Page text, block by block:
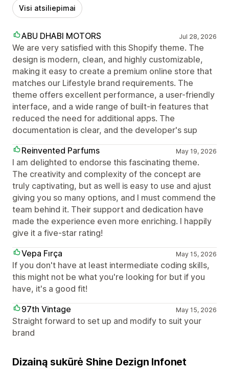
Visi atsiliepimai
ABU DHABI MOTORS Jul 28, 2026
We are very satisfied with this Shopify theme. The
design is modern, clean, and highly customizable,
making it easy to create a premium online store that
matches our Lifestyle brand requirements. The
theme offers excellent performance, a user-friendly
interface, and a wide range of built-in features that
reduced the need for additional apps. The
documentation is clear, and the developer's sup
Reinvented Parfums
May 19, 2026
I am delighted to endorse this fascinating theme.
The creativity and complexity of the concept are
truly captivating, but as well is easy to use and ajust
giving you so many options, and I must commend the
team behind it. Their support and dedication have
made the experience even more enriching. I happily
give it a five-star rating!
Vepa Fırça
May 15, 2026
If you don't have at least intermediate coding skills,
this might not be what you're looking for but if you
have, it's a good fit!
97th Vintage
May 15, 2026
Straight forward to set up and modify to suit your
brand
Dizainą sukūrė Shine Dezign Infonet